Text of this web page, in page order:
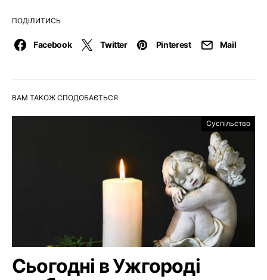
ПОДІЛИТИСЬ
Facebook Twitter Pinterest Mail
ВАМ ТАКОЖ СПОДОБАЄТЬСЯ
Суспільство
Сьогодні в Ужгороді